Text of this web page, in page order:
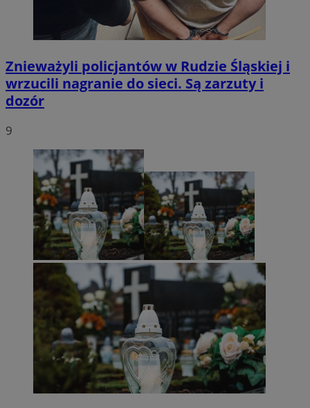
Znieważyli policjantów w Rudzie Śląskiej i
wrzucili nagranie do sieci. Są zarzuty i
dozór
9